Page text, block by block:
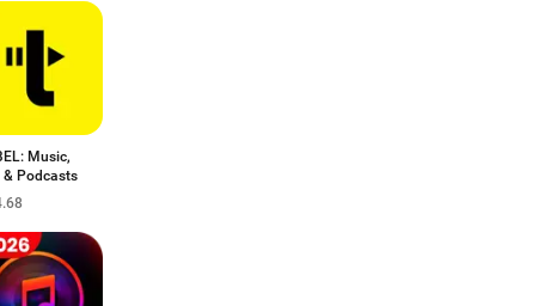
Music,
& Podcasts